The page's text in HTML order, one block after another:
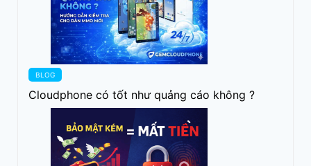
BLOG
Cloudphone có tốt như quảng cáo không ?